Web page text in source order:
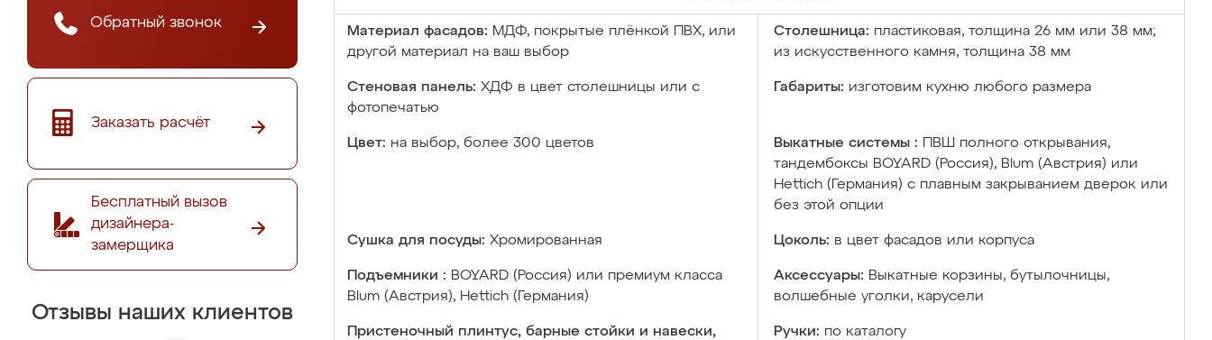
Обратный звонок
Заказать расчёт
Бесплатный вызов
дизайнера-
замерщика
Отзывы наших клиентов
Материал фасадов: МДФ, покрытые плёнкой ПВХ, или
другой материал на ваш выбор
Столешница: пластиковая, толщина 26 мм или 38 мм;
из искусственного камня, толщина 38 мм
Стеновая панель: ХДФ в цвет столешницы или с
фотопечатью
Габариты: изготовим кухню любого размера
Цвет: на выбор, более 300 цветов Выкатные системы :
ПВШ полного открывания,
тандембоксы BOYARD (Россия), Blum (Австрия) или
Hettich (Германия) с плавным закрыванием дверок или
без этой опции
Сушка для посуды: Хромированная Цоколь: в цвет фасадов или корпуса
Подъемники : BOYARD (Россия) или премиум класса
Blum (Австрия), Hettich (Германия)
Аксессуары: Выкатные корзины, бутылочницы,
волшебные уголки, карусели
Пристеночный плинтус, барные стойки и навески,
Ручки: по каталогу